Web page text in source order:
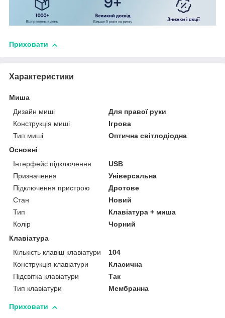
Приховати
Характеристики
Миша
Дизайн миші
Для правої руки
Конструкція миші
Ігрова
Тип миші
Оптична світлодіодна
Основні
Інтерфейс підключення
USB
Призначення
Універсальна
Підключення пристрою
Дротове
Стан
Новий
Тип
Клавіатура + миша
Колір
Чорний
Клавіатура
Кількість клавіш клавіатури
104
Конструкція клавіатури
Класична
Підсвітка клавіатури
Так
Тип клавіатури
Мембранна
Приховати